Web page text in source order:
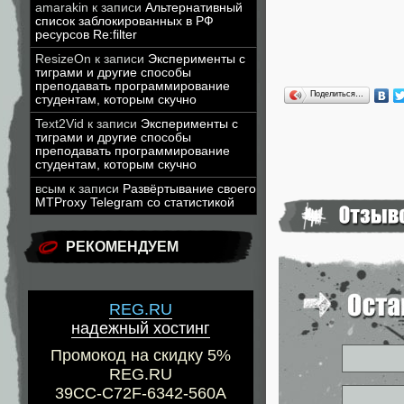
amarakin к записи Альтернативный
список заблокированных в РФ
ресурсов Re:filter
ResizeOn к записи Эксперименты с
тиграми и другие способы
преподавать программирование
студентам, которым скучно
Text2Vid к записи Эксперименты с
тиграми и другие способы
преподавать программирование
студентам, которым скучно
всым к записи Развёртывание своего
MTProxy Telegram со статистикой
РЕКОМЕНДУЕМ
REG.RU
надежный хостинг
Промокод на скидку 5%
REG.RU
39CC-C72F-6342-560A
Поделиться…